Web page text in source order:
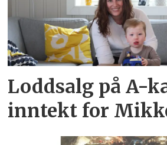
Loddsalg på A-
inntekt for